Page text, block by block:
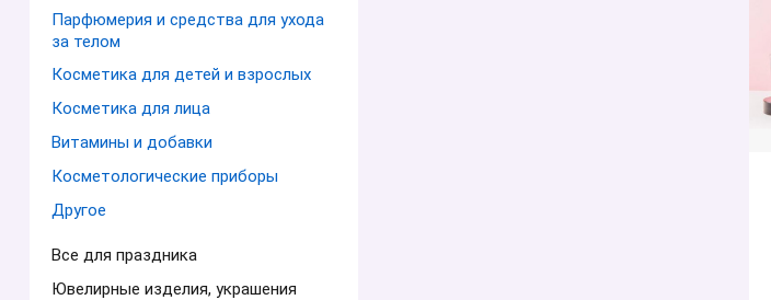
Парфюмерия и средства для ухода
за телом
Косметика для детей и взрослых
Косметика для лица
Витамины и добавки
Косметологические приборы
Другое
Все для праздника
Ювелирные изделия, украшения